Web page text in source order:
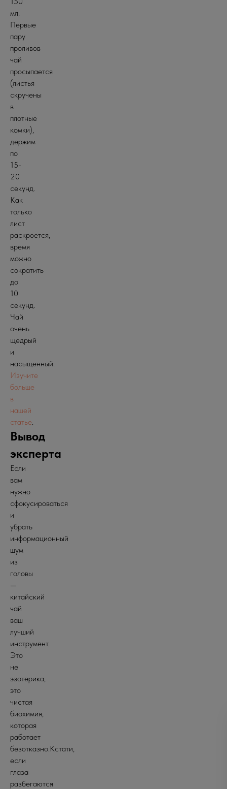
мл.
Первые
пару
проливов
чай
просыпается
(листья
скручены
в
плотные
комки),
держим
по
15-
20
секунд.
Как
только
лист
раскроется,
время
можно
сократить
до
10
секунд.
Чай
очень
щедрый
и
насыщенный.
Изучите
больше
в
нашей
статье.
Вывод
эксперта
Если
вам
нужно
сфокусироваться
и
убрать
информационный
шум
из
головы
—
китайский
чай
ваш
лучший
инструмент.
Это
не
эзотерика,
это
чистая
биохимия,
которая
работает
безотказно.Кстати,
если
глаза
разбегаются